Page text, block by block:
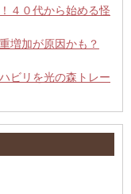
４０代から始める怪
増加が原因かも？
ビリを光の森トレー